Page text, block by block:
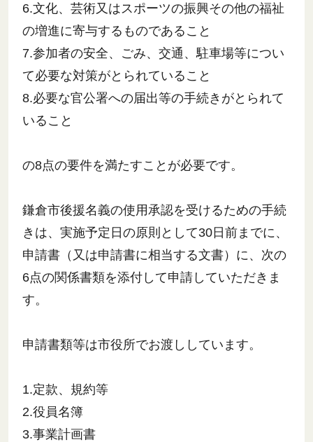
6.文化、芸術又はスポーツの振興その他の福祉
の増進に寄与するものであること
7.参加者の安全、ごみ、交通、駐車場等につい
て必要な対策がとられていること
8.必要な官公署への届出等の手続きがとられて
いること
の8点の要件を満たすことが必要です。
鎌倉市後援名義の使用承認を受けるための手続
きは、実施予定日の原則として30日前までに、
申請書（又は申請書に相当する文書）に、次の
6点の関係書類を添付して申請していただきま
す。
申請書類等は市役所でお渡ししています。
1.定款、規約等
2.役員名簿
3.事業計画書